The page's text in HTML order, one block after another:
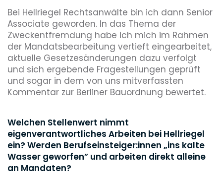
Bei Hellriegel Rechtsanwälte bin ich dann Senior
Associate geworden. In das Thema der
Zweckentfremdung habe ich mich im Rahmen
der Mandatsbearbeitung vertieft eingearbeitet,
aktuelle Gesetzesänderungen dazu verfolgt
und sich ergebende Fragestellungen geprüft
und sogar in dem von uns mitverfassten
Kommentar zur Berliner Bauordnung bewertet.
Welchen Stellenwert nimmt
eigenverantwortliches Arbeiten bei Hellriegel
ein? Werden Berufseinsteiger:innen „ins kalte
Wasser geworfen” und arbeiten direkt alleine
an Mandaten?